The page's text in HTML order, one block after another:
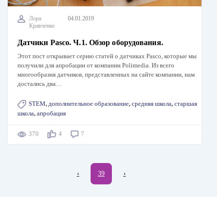
Лора
Кравченко
04.01.2019
Датчики Pasco. Ч.1. Обзор оборудования.
Этот пост открывает серию статей о датчиках Pasco, которые мы
получили для апробации от компании Polimedia. Из всего
многообразия датчиков, представленных на сайте компании, нам
достались два…
STEM, дополнительное образование, средняя школа, старшая
школа, апробация
370 4 7
←
‹ Текущая
39 Следующая
›